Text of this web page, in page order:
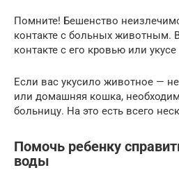
Помните! Бешенство
контакте с больных животным.
контакте с его кровью или укусе
Если вас укусило животное —
или домашняя кошка,
больницу. На это есть всего
Помочь ребенку
воды